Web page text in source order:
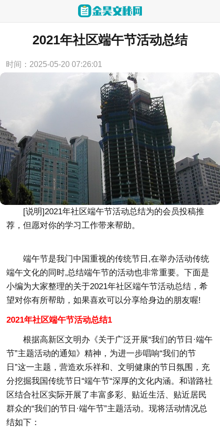
当前位置： 首页 > 工作计划
2021年社区端午节活动总结
时间：2025-05-20 07:26:01
[说明]2021年社区端午节活动总结为的会员投稿推
荐，但愿对你的学习工作带来帮助。
端午节是我门中国重视的传统节日,在举办活动传统
端午文化的同时,总结端午节的活动也非常重要。下面是
小编为大家整理的关于2021年社区端午节活动总结，希
望对你有所帮助，如果喜欢可以分享给身边的朋友喔!
2021年社区端午节活动总结1
根据高新区文明办《关于广泛开展“我们的节日·端午
节”主题活动的通知》精神，为进一步唱响“我们的节
日”这一主题，营造欢乐祥和、文明健康的节日氛围，充
分挖掘我国传统节日“端午节“深厚的文化内涵。和谐路社
区结合社区实际开展了丰富多彩、贴近生活、贴近居民
群众的“我们的节日·端午节”主题活动。现将活动情况总
结如下：